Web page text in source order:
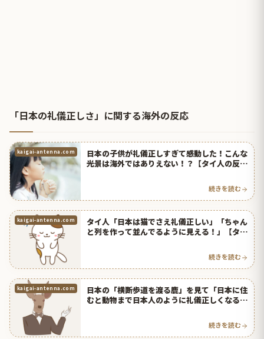
「日本の礼儀正しさ」に関する海外の反応
kaigai-antenna.com
日本の子供が礼儀正しすぎて感動した！こんな
光景は海外ではありえない！？【タイ人の反
続きを読む
kaigai-antenna.com
タイ人「日本は猫でさえ礼儀正しい」「ちゃん
と列を作って並んでるように見える！」【タイ
続きを読む
kaigai-antenna.com
日本の「横断歩道を渡る鹿」を見て「日本に住
むと動物まで日本人のように礼儀正しくなる
続きを読む